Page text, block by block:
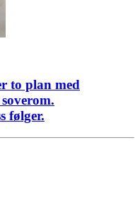
to plan med
følger.